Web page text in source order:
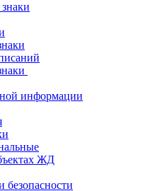
информации
ЖД